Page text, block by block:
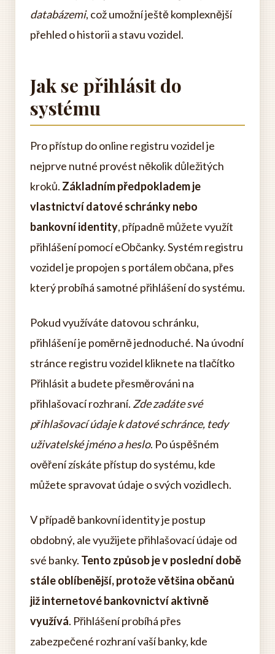
databázemi, což umožní ještě komplexnější
přehled o historii a stavu vozidel.
Jak se přihlásit do
systému
Pro přístup do online registru vozidel je
nejprve nutné provést několik důležitých
kroků. Základním předpokladem je
vlastnictví datové schránky nebo
bankovní identity, případně můžete využít
přihlášení pomocí eObčanky. Systém registru
vozidel je propojen s portálem občana, přes
který probíhá samotné přihlášení do systému.
Pokud využíváte datovou schránku,
přihlášení je poměrně jednoduché. Na úvodní
stránce registru vozidel kliknete na tlačítko
Přihlásit a budete přesměrováni na
přihlašovací rozhraní. Zde zadáte své
přihlašovací údaje k datové schránce, tedy
uživatelské jméno a heslo. Po úspěšném
ověření získáte přístup do systému, kde
můžete spravovat údaje o svých vozidlech.
V případě bankovní identity je postup
obdobný, ale využijete přihlašovací údaje od
své banky. Tento způsob je v poslední době
stále oblíbenější, protože většina občanů
již internetové bankovnictví aktivně
využívá. Přihlášení probíhá přes
zabezpečené rozhraní vaší banky, kde